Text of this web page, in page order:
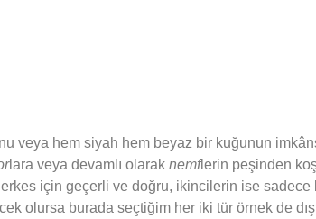
veya hem siyah hem beyaz bir kuğunun
lara veya devamlı olarak nemflerin peşinden
için geçerli ve doğru, ikincilerin ise
olursa burada seçtiğim her iki tür örnek de